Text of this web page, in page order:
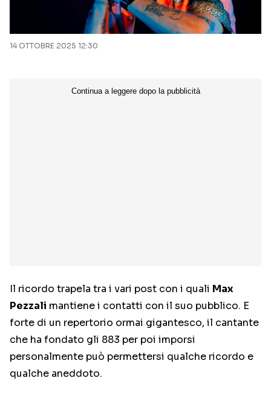
14 OTTOBRE 2025 12:30
Il ricordo trapela tra i vari post con i quali Max
Pezzali mantiene i contatti con il suo pubblico. E
forte di un repertorio ormai gigantesco, il cantante
che ha fondato gli 883 per poi imporsi
personalmente può permettersi qualche ricordo e
qualche aneddoto.